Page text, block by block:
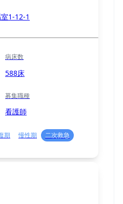
1-12-1
病床数
588床
募集職種
看護師
期 慢性期
二次救急